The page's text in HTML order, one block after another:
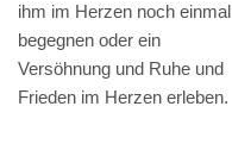
ihm im Herzen noch einmal
begegnen oder ein
Versöhnung und Ruhe und
Frieden im Herzen erleben.